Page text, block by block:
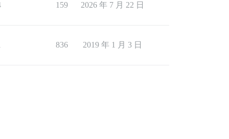
159 2026 年 7 月 22 日
836 2019 年 1 月 3 日